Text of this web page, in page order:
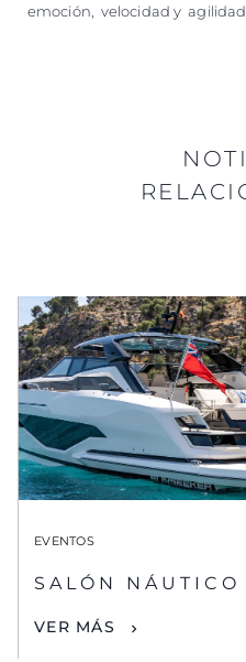
emoción, velocidad y agilidad.
EVENTOS
SALÓN
VER MÁS